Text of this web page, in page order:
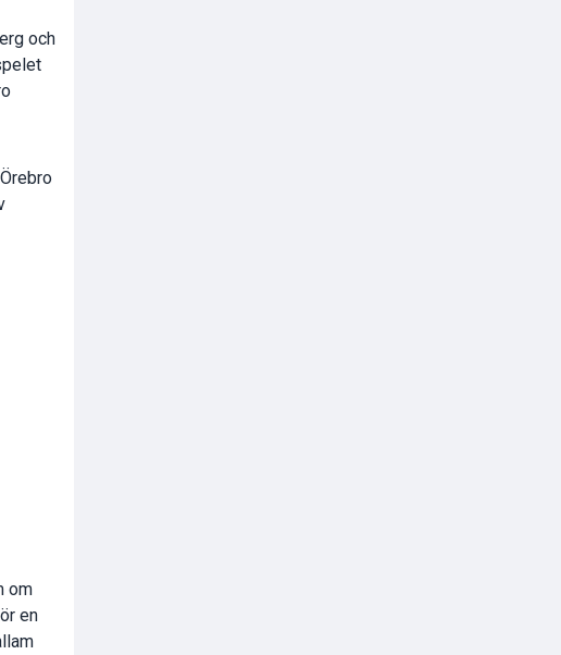
och
om
en